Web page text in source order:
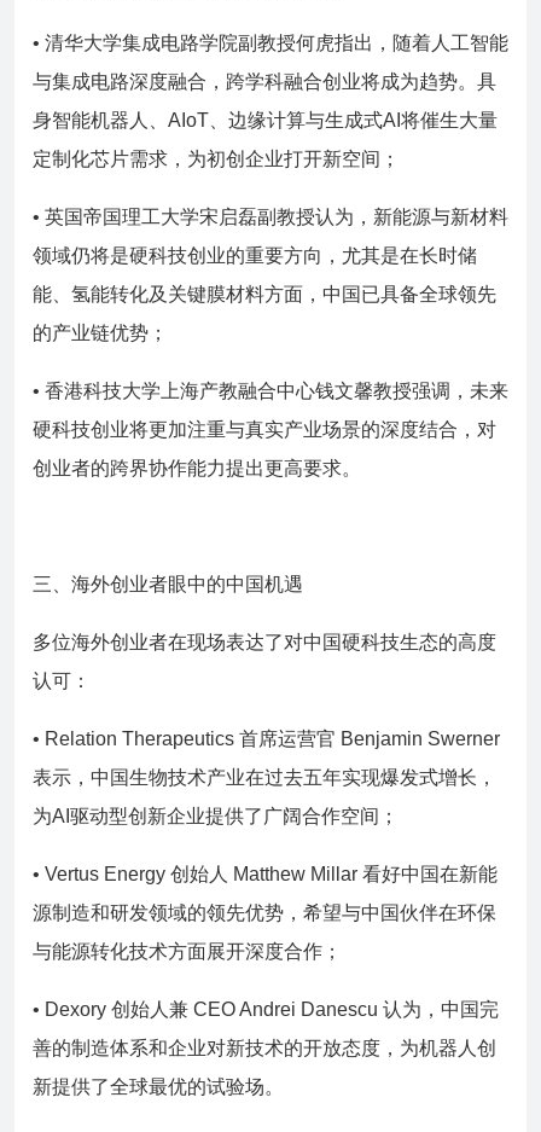
• 清华大学集成电路学院副教授何虎指出，随着人工智能
与集成电路深度融合，跨学科融合创业将成为趋势。具
身智能机器人、AIoT、边缘计算与生成式AI将催生大量
定制化芯片需求，为初创企业打开新空间；
• 英国帝国理工大学宋启磊副教授认为，新能源与新材料
领域仍将是硬科技创业的重要方向，尤其是在长时储
能、氢能转化及关键膜材料方面，中国已具备全球领先
的产业链优势；
• 香港科技大学上海产教融合中心钱文馨教授强调，未来
硬科技创业将更加注重与真实产业场景的深度结合，对
创业者的跨界协作能力提出更高要求。
三、海外创业者眼中的中国机遇
多位海外创业者在现场表达了对中国硬科技生态的高度
认可：
• Relation Therapeutics 首席运营官 Benjamin Swerner
表示，中国生物技术产业在过去五年实现爆发式增长，
为AI驱动型创新企业提供了广阔合作空间；
• Vertus Energy 创始人 Matthew Millar 看好中国在新能
源制造和研发领域的领先优势，希望与中国伙伴在环保
与能源转化技术方面展开深度合作；
• Dexory 创始人兼 CEO Andrei Danescu 认为，中国完
善的制造体系和企业对新技术的开放态度，为机器人创
新提供了全球最优的试验场。